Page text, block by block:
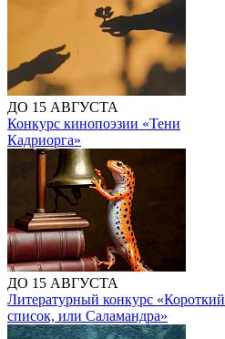
ДО 15 АВГУСТА
Конкурс кинопоэзии «Тени
Кадриорга»
ДО 15 АВГУСТА
Литературный конкурс «Короткий
список, или Саламандра»